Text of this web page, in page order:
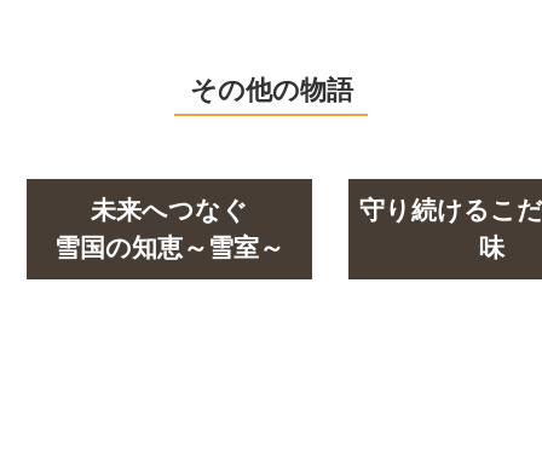
その他の物語
未来へつなぐ
雪国の知恵～雪室～
守り続けるこ
味